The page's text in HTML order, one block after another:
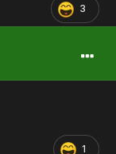
3
1